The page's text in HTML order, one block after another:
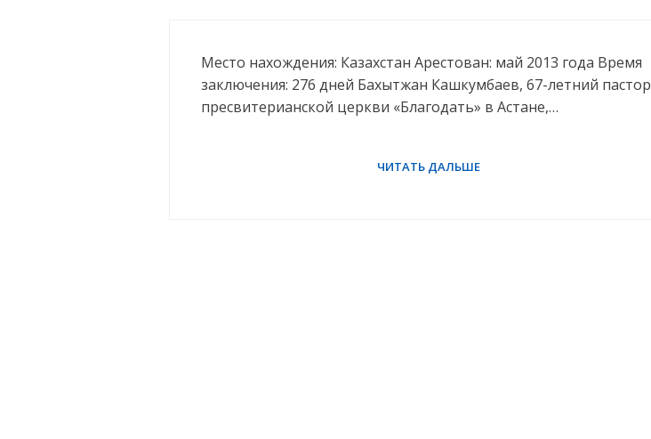
Место нахождения: Казахстан Арестован: май 2013 года Время
заключения: 276 дней Бахытжан Кашкумбаев, 67-летний пастор
пресвитерианской церкви «Благодать» в Aстане,…